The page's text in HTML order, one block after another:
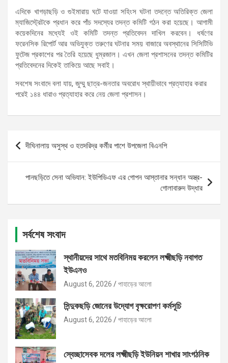
এদিকে খাগড়াছড়ি ও গুইমারায় ঘটে যাওয়া সহিংস ঘটনা তদন্তে অতিরিক্ত জেলা
ম্যাজিস্ট্রেটকে প্রধান করে পাঁচ সদস্যের তদন্ত কমিটি গঠন করা হয়েছে। আগামী
কয়েকদিনের মধ্যেই ওই কমিটি তদন্ত প্রতিবেদন দাখিল করবেন। ধর্ষণের
ফরেনসিক রিপোর্ট আর অভিযুক্ত তরুণের ঘটনার সময় বাজারে অবস্থানের সিসিটিভি
ফুটেজ প্রকাশের পর তৈরি হয়েছে ধুম্রজাল। এখন জেলা প্রশাসনের তদন্ত কমিটির
প্রতিবেদনের দিকেই তাকিয়ে আছে সবাই।
সবশেষ সংবাদে বলা যায়, জুম্মু ছাত্র-জনতার অবরোধ স্থায়ীভাবে প্রত্যাহার করার
পরেই ১৪৪ ধারাও প্রত্যাহার করে নেয় জেলা প্রশাসন।
Post
navigation
দীঘিনালায় অসুস্থ ও হতদরিদ্র কর্মীর পাশে উপজেলা বিএনপি
পানছড়িতে সেনা অভিযান: ইউপিডিএফ এর গোপন আস্তানার সন্ধান অস্ত্র-
গোলাবারুদ উদ্ধার
সর্বশেষ সংবাদ
স্থানীয়দের সাথে মতবিনিময় করলেন লক্ষ্মীছড়ি নবাগত
ইউএনও
August 6, 2026 পাহাড়ের আলো
সিন্দুকছড়ি জোনের উদ্যোগ বৃক্ষরোপণ কর্মসূচি
August 6, 2026 পাহাড়ের আলো
স্বেচ্ছাসেবক দলের লক্ষ্মীছড়ি ইউনিয়ন শাখার সাংগঠনিক